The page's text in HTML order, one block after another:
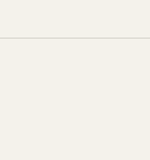
（cm）サイズ詳細
クーポン進呈中！